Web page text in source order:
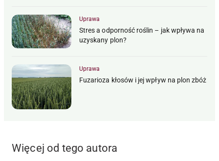
Uprawa
Stres a odporność roślin – jak wpływa na
uzyskany plon?
Uprawa
Fuzarioza kłosów i jej wpływ na plon zbóż
Więcej od tego autora